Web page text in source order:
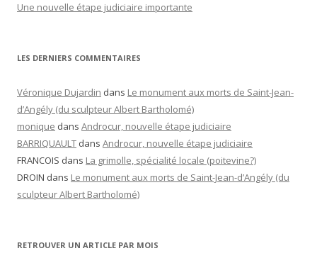
Une nouvelle étape judiciaire importante
LES DERNIERS COMMENTAIRES
Véronique Dujardin dans Le monument aux morts de Saint-Jean-
d’Angély (du sculpteur Albert Bartholomé)
monique dans Androcur, nouvelle étape judiciaire
BARRIQUAULT dans Androcur, nouvelle étape judiciaire
FRANCOIS dans La grimolle, spécialité locale (poitevine?)
DROIN dans Le monument aux morts de Saint-Jean-d’Angély (du
sculpteur Albert Bartholomé)
RETROUVER UN ARTICLE PAR MOIS